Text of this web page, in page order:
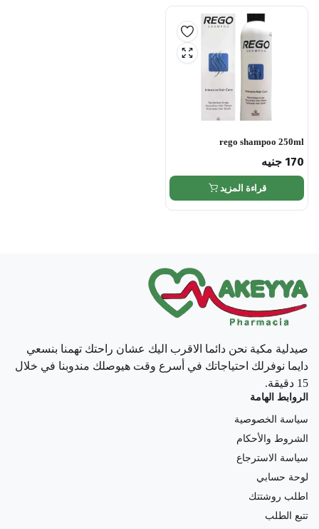
rego shampoo 250ml
170 جنيه
قراءة المزيد
صيدلية مكية نحن دائما الاقرب اليك عشان راحتك تهمنا بنسعي
دايما نوفرلك احتياجاتك في أسرع وقت هيوصلك مندوبنا في خلال
15 دقيقة.
الروابط الهامة
سياسة الخصوصية
الشروط والأحكام
سياسة الاسترجاع
لوحة حسابي
اطلب روشتتك
تتبع الطلب